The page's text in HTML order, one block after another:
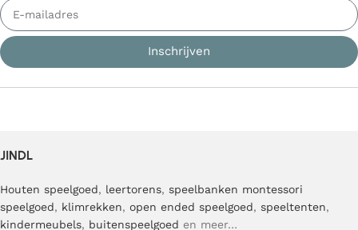
Inschrijven
JINDL
Houten speelgoed, leertorens, speelbanken montessori
speelgoed, klimrekken, open ended speelgoed, speeltenten,
kindermeubels, buitenspeelgoed en meer…